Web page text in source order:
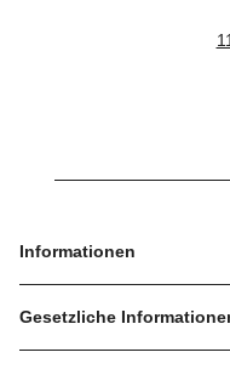
Informationen
Gesetzliche